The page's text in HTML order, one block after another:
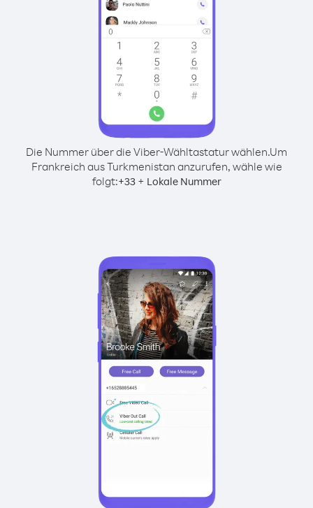
Die Nummer über die Viber-Wähltastatur wählen.Um
Frankreich aus Turkmenistan anzurufen, wähle wie
folgt:+33+ Lokale Nummer